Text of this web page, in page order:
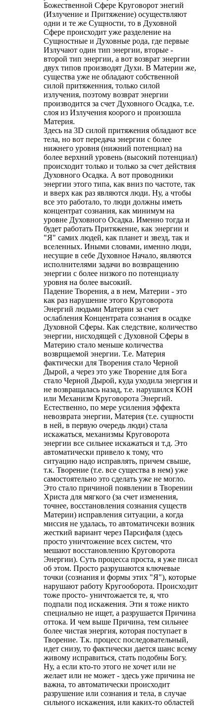
Божественной Сфере Круговорот энегий
(Излучение и Притяжение) осуществляют
одни и те же Сущности, то в Духовной
Сфере происходит уже разделение на
Сущностные и Духовные рода, где первые
Излучают один тип энергии, вторые -
второй тип энергии, а вот возврат энергии
двух типов производят Духи. В Материи же,
существа уже не обладают собственной
силой притяженния, только силой
излучения, поэтому возврат энергии
производится за счет Духовного Осадка, т.е.
слоя из Излучения коорого и произошла
Материя.
Здесь на 3D силой притяжения обладают все
тела, но вот передача энергии с более
нижнего уровня (нижний потенциал) на
более верхний уровень (высокий потенциал)
происходит только и только за счет действия
Духовного Осадка. А вот проводники
энергии этого типа, как вниз по частоте, так
и вверх как раз являются люди. Ну, а чтобы
все это работало, то люди должны иметь
концентрат сознания, как минимум на
уровне Духовного Осадка. Именно тогда и
будет работать Притяжение, как энергии и
"Я" самих людей, как планет и звезд, так и
вселенных. Иными словами, именно люди,
несущие в себе Духовное Начало, являются
исполнителями задачи во возвращению
энергии с более низкого по потенциалу
уровня на более высокий.
Падение Творения, а в нем, Материи - это
как раз нарушение этого Круговорота
Энергий людьми Материи за счет
ослабления Концентрата сознания в осадке
Духовной Сферы. Как следствие, количество
энергии, нисходящей с Духовной Сферы в
Материю стало меньше количества
возврщаемой энергии. Т.е. Материя
фактически для Творения стало Черной
Дырой, а через это уже Творение для Бога
стало Черной Дырой, куда уходила энергия и
не возвращалась назад, т.е. нарушился КОН
или Механизм Круговорота Энергий.
Естественно, по мере усиления эффекта
невозврата энергии, Материя (т.е. сущности
в ней, в первую очередь люди) стала
искажаться, механизмы Круговорота
энергии все сильнее искажаться и т.д. Это
автоматически привело к тому, что
ситуацию надо исправлять, причем свыше,
т.к. Творение (т.е. все существа в нем) уже
самостоятельно это сделать уже не могло.
Это стало причиной появлении в Творении
Христа для мягкого (за счет изменения,
точнее, восстановления сознания существ
Материи) исправления ситуации, а когда
миссия не удалась, то автоматичсеки возник
жесткий вариант через Парсифаля (здесь
просто уничтожение всех систем, что
мешают восстановлению Круговорота
Энергии). Суть процесса проста, я уже писал
об этом. Просто разрушаются ключевые
точки (сознания и формы этих "Я"), которые
нарушают работу Кругооборота. Происходит
тоже просто- уничтожается те, я, что
подпали под искажения. Эти я тоже никто
специально не ищет, а разрушается Причина
оттока. И чем выше Причина, тем сильнее
более чистая энергия, которая поступает в
Творение. Т.к. процесс последовательный,
идет снизу, то фактически дается шанс всему
живому исправиться, стать подобны Богу.
Ну, а если кто-то этого не хочет или не
желает или не может - здесь уже причина не
важна, то автоматически происходит
разрушение или сознания и тела, в случае
сильного искажения, или каких-то областей